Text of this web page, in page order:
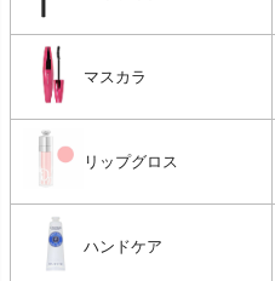
マスカラ
リップグロス
ハンドケア